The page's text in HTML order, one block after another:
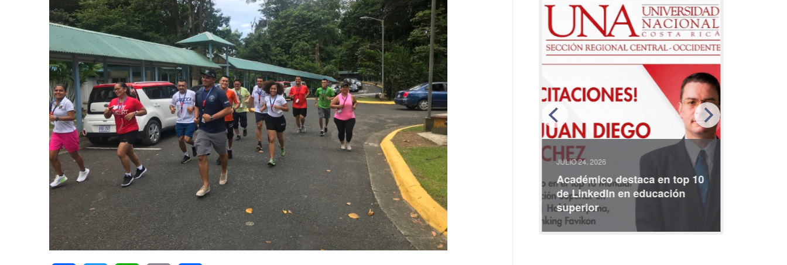
AGOSTO 05, 2026
Consejo Universitario llama a
defender la democracia
JULIO 24, 2026
Rechazo al reparto desigual
de ganancias es mayor
cuando hubo esfuerzo
JULIO 24, 2026
Académico destaca en top 10
de LinkedIn en educación
superior